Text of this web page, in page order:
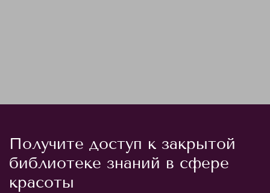
Получите доступ к закрытой
библиотеке знаний в сфере
красоты